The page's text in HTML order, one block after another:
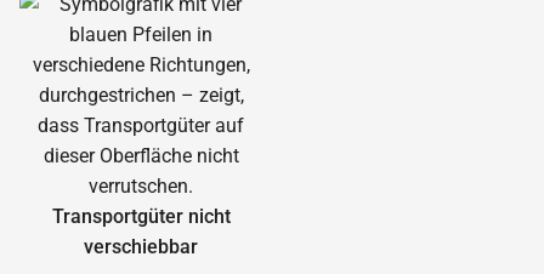
Transportgüter nicht
verschiebbar